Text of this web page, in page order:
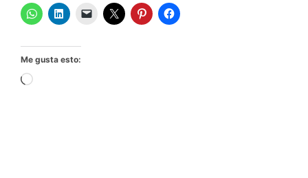
Me gusta esto:
Cargando...